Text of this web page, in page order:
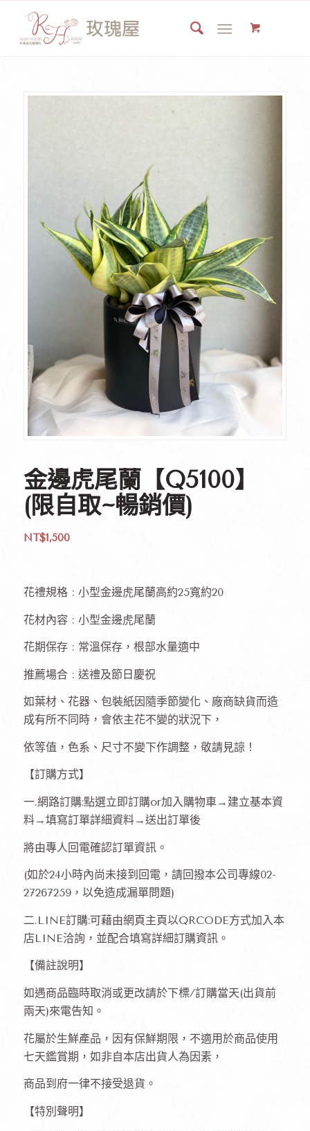
金邊虎尾蘭【Q5100】
(限自取~暢銷價)
NT$1,500
花禮規格 : 小型金邊虎尾蘭高約25寬約20
花材內容 : 小型金邊虎尾蘭
花期保存 : 常溫保存，根部水量適中
推薦場合 : 送禮及節日慶祝
如葉材、花器、包裝紙因隨季節變化、廠商缺貨而造
成有所不同時，會依主花不變的狀況下，
依等值，色系、尺寸不變下作調整，敬請見諒！
【訂購方式】
一.網路訂購:點選立即訂購or加入購物車→建立基本資
料→填寫訂單詳細資料→送出訂單後
將由專人回電確認訂單資訊。
(如於24小時內尚未接到回電，請回撥本公司專線02-
27267259，以免造成漏單問題)
二.LINE訂購:可藉由網頁主頁以QRCODE方式加入本
店LINE洽詢，並配合填寫詳細訂購資訊。
【備註說明】
如遇商品臨時取消或更改請於下標/訂購當天(出貨前
兩天)來電告知。
花屬於生鮮產品，因有保鮮期限，不適用於商品使用
七天鑑賞期，如非自本店出貨人為因素，
商品到府一律不接受退貨。
【特別聲明】